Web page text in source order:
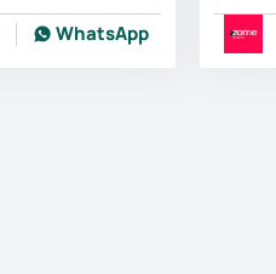
WhatsApp